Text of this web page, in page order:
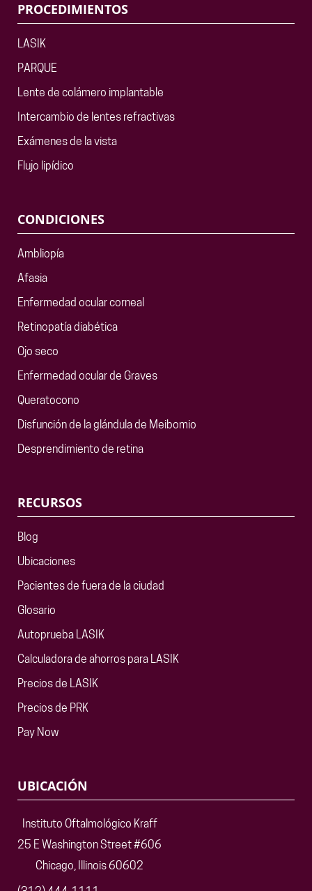
PROCEDIMIENTOS
LASIK
PARQUE
Lente de colámero implantable
Intercambio de lentes refractivas
Exámenes de la vista
Flujo lipídico
CONDICIONES
Ambliopía
Afasia
Enfermedad ocular corneal
Retinopatía diabética
Ojo seco
Enfermedad ocular de Graves
Queratocono
Disfunción de la glándula de Meibomio
Desprendimiento de retina
RECURSOS
Blog
Ubicaciones
Pacientes de fuera de la ciudad
Glosario
Autoprueba LASIK
Calculadora de ahorros para LASIK
Precios de LASIK
Precios de PRK
Pay Now
UBICACIÓN
Instituto Oftalmológico Kraff
25 E Washington Street #606
Chicago, Illinois 60602